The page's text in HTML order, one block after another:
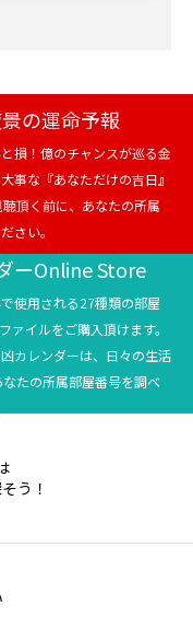
の運命予報
損！億のチャンスが巡る金
事な『あなただけの吉日』
頂く前に、あなたの所属
さい。
ーOnline Store
使用される27種類の部屋
ァイルをご購入頂けます。
カレンダーは、日々の生活
たの所属部屋番号を調べ
う！